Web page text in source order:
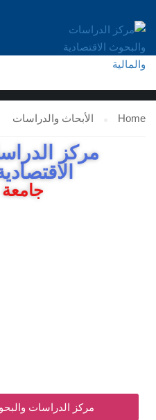
الأبحاث
Home الأبحاث والدراسات
مركز
مركز الدراسات